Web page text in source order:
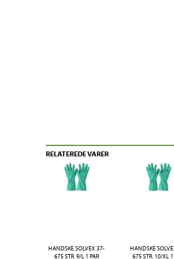
RELATEREDE VARER
HANDSKE SOLVEX 37-
675 STR. 9/L 1 PAR
HANDSKE
675 STR. 10/XL 1